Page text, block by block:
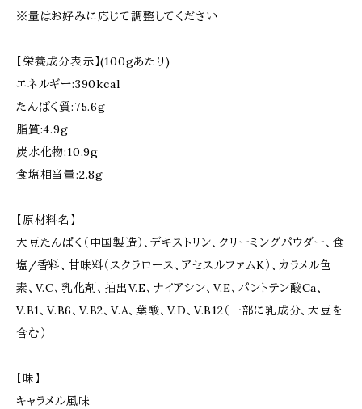
※量はお好みに応じて調整してください
【栄養成分表示】(100gあたり)
エネルギー:390kcal
たんぱく質:75.6g
脂質:4.9g
炭水化物:10.9g
食塩相当量:2.8g
【原材料名】
大豆たんぱく（中国製造）、デキストリン、クリーミングパウダー、食
塩/香料、甘味料（スクラロース、アセスルファムK）、カラメル色
素、V.C、乳化剤、抽出V.E、ナイアシン、V.E、パントテン酸Ca、
V.B1、V.B6、V.B2、V.A、葉酸、V.D、V.B12（一部に乳成分、大豆を
含む）
【味】
キャラメル風味